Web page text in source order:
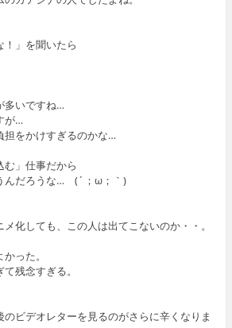
」を聞いたら
多いですね…
が…
担をかけすぎるのかな…
む」仕事だから
んだろうな… (´；ω；｀)
化しても、この人は出てこないのか・・。
った。
残念すぎる。
ビデオレターを見るのがさらに辛くなりま